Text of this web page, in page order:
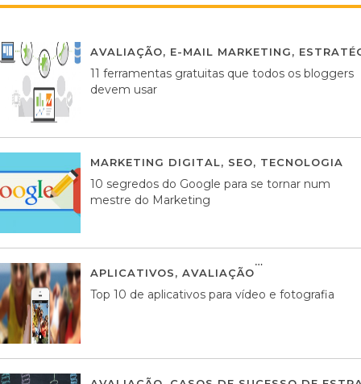
AVALIAÇÃO, E-MAIL MARKETING,
11 ferramentas gratuitas que todos os bloggers
devem usar
MARKETING DIGITAL, SEO, TECNOLOGIA
10 segredos do Google para se tornar num
mestre do Marketing
APLICATIVOS, AVALIAÇÃO
Top 10 de aplicativos para vídeo e fotografia